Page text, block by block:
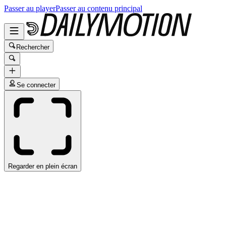
Passer au playerPasser au contenu principal
Rechercher
Se connecter
Regarder en plein écran